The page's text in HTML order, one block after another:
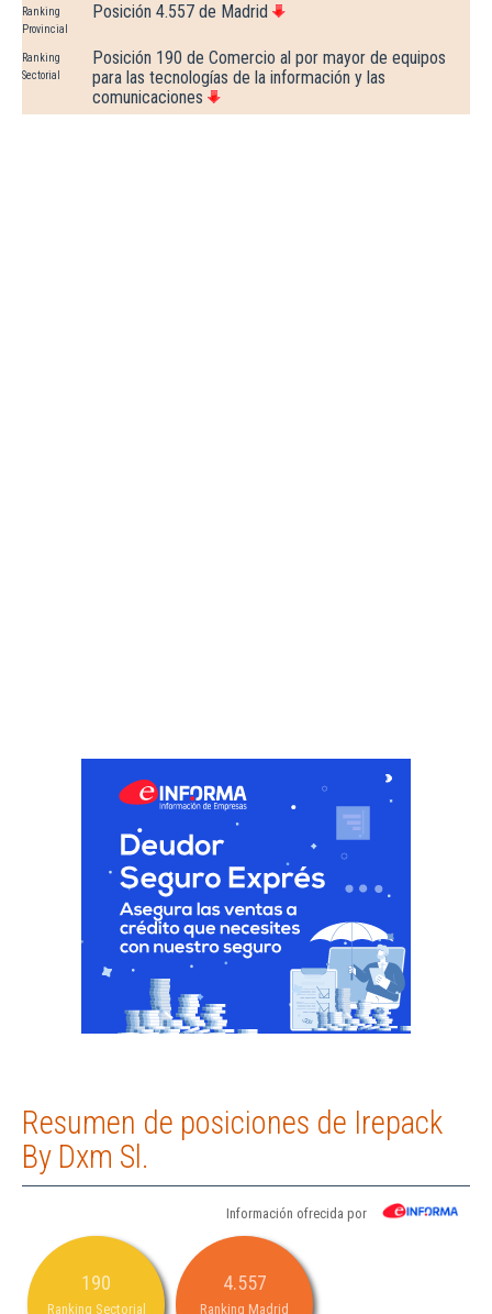
Ranking
Provincial
Posición 4.557 de Madrid
Ranking
Sectorial
Posición 190 de Comercio al por mayor de equipos
para las tecnologías de la información y las
comunicaciones
Resumen de posiciones de Irepack
By Dxm Sl.
Información ofrecida por
190
Ranking Sectorial
4.557
Ranking Madrid